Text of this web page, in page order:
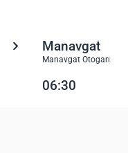
Manavgat
Manavgat Otogarı
06:30